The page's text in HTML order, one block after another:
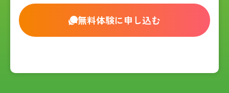
無料体験に申し込む